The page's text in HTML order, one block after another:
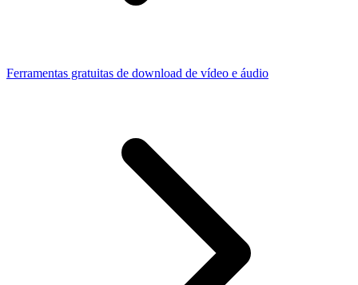
Ferramentas gratuitas de download de vídeo e áudio